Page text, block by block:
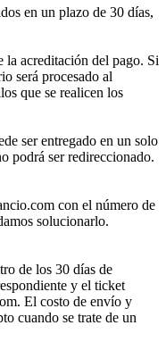
en un plazo de 30 días,
la acreditación del pago. Si
será procesado al
que se realicen los
ser entregado en un solo
podrá ser redireccionado.
con el número de
solucionarlo.
de los 30 días de
y el ticket
El costo de envío y
cuando se trate de un